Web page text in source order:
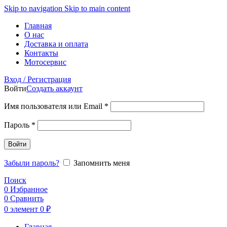
Skip to navigation Skip to main content
Главная
О нас
Доставка и оплата
Контакты
Мотосервис
Вход / Регистрация
ВойтиСоздать аккаунт
Имя пользователя или Email *
Пароль *
Войти
Забыли пароль?
Запомнить меня
Поиск
0 Избранное
0 Сравнить
0 элемент 0 ₽